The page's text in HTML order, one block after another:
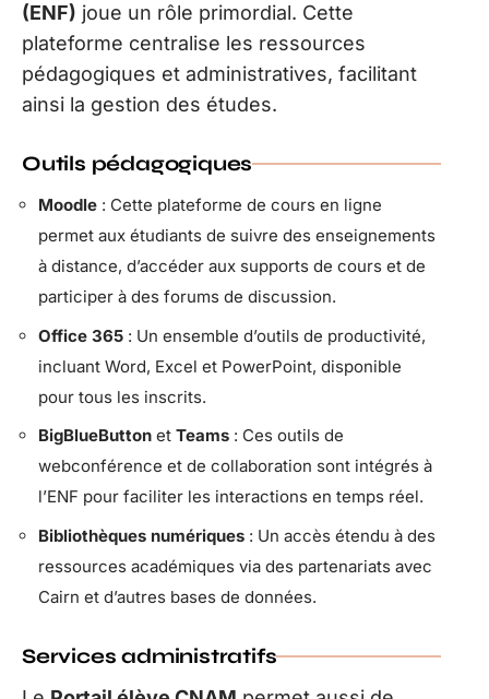
(ENF) joue un rôle primordial. Cette
plateforme centralise les ressources
pédagogiques et administratives, facilitant
ainsi la gestion des études.
Outils pédagogiques
Moodle : Cette plateforme de cours en ligne
permet aux étudiants de suivre des enseignements
à distance, d’accéder aux supports de cours et de
participer à des forums de discussion.
Office 365 : Un ensemble d’outils de productivité,
incluant Word, Excel et PowerPoint, disponible
pour tous les inscrits.
BigBlueButton et Teams : Ces outils de
webconférence et de collaboration sont intégrés à
l’ENF pour faciliter les interactions en temps réel.
Bibliothèques numériques : Un accès étendu à des
ressources académiques via des partenariats avec
Cairn et d’autres bases de données.
Services administratifs